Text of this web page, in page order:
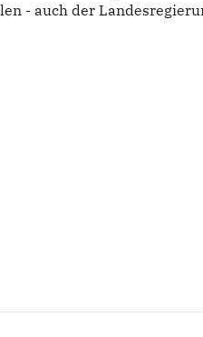
- auch der